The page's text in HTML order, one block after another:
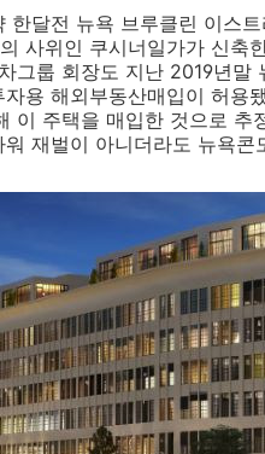
한달전 뉴욕 브루클린 이스
사위인 쿠시너일가가 신축
그룹 회장도 지난 2019년말
자용 해외부동산매입이 허용
이 주택을 매입한 것으로 추
재벌이 아니더라도 뉴욕